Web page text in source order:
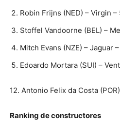
Robin Frijns (NED) – Virgin –
Stoffel Vandoorne (BEL) –
Mitch Evans (NZE) – Jaguar –
Edoardo Mortara (SUI) –
12. Antonio Felix da Costa
Ranking de constructores